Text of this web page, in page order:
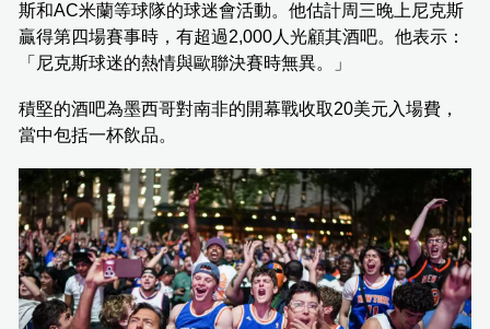
斯和AC米蘭等球隊的球迷會活動。他估計周三晚上尼克斯
贏得第四場賽事時，有超過2,000人光顧其酒吧。他表示：
「尼克斯球迷的熱情與歐聯決賽時無異。」
積堅的酒吧為墨西哥對南非的開幕戰收取20美元入場費，
當中包括一杯飲品。